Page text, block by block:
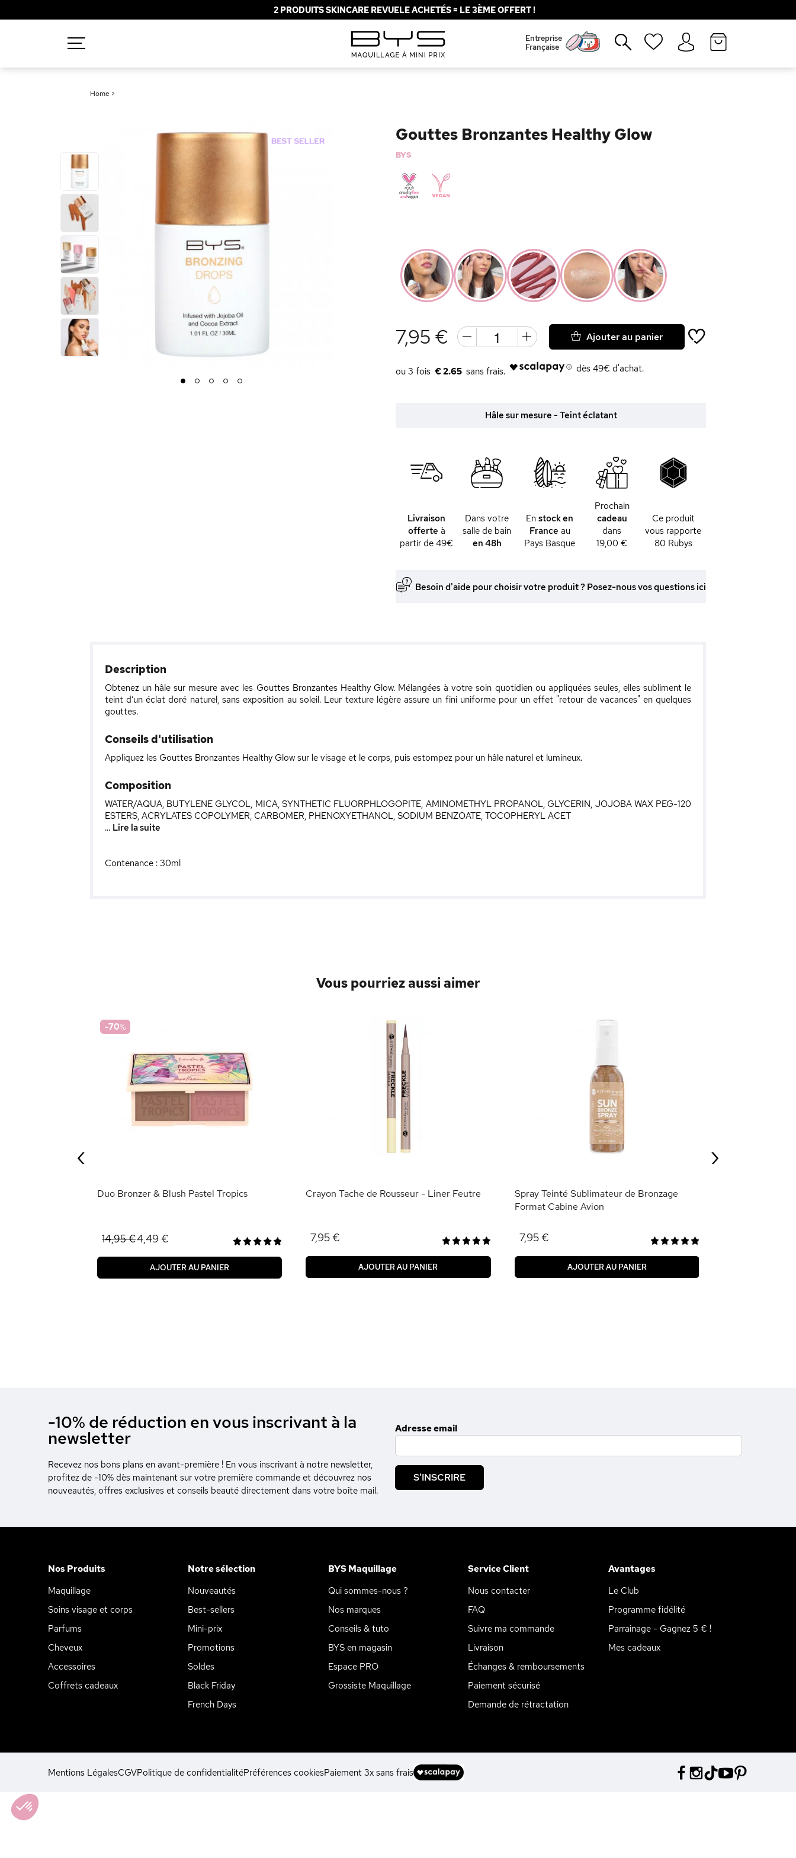
2 PRODUITS SKINCARE REVUELE ACHETÉS = LE 3ÈME OFFERT !
Entreprise
Française
Home >
1 2 3 4 5
Gouttes Bronzantes Healthy Glow
BYS
7,95 €
€ 2.65 dès 49€ d'achat.
Ajouter au panier
Hâle sur mesure - Teint éclatant
Livraison
offerte à
partir de 49€
Dans votre
salle de bain
en 48h
Enstock en
France au
Pays Basque
Prochain
cadeau
dans
19,00 €
Ce produit
vous rapporte
80 Rubys
Besoin d'aide pour choisir votre produit ? Posez-nous vos questions ici
Description
Obtenez un hâle sur mesure avec les Gouttes Bronzantes Healthy Glow. Mélangées à votre soin quotidien ou appliquées seules, elles subliment le
teint d’un éclat doré naturel, sans exposition au soleil. Leur texture légère assure un fini uniforme pour un effet "retour de vacances" en quelques
gouttes.
Conseils d'utilisation
Appliquez les Gouttes Bronzantes Healthy Glow sur le visage et le corps, puis estompez pour un hâle naturel et lumineux.
Composition
WATER/AQUA, BUTYLENE GLYCOL, MICA, SYNTHETIC FLUORPHLOGOPITE, AMINOMETHYL PROPANOL, GLYCERIN, JOJOBA WAX PEG-120
ESTERS, ACRYLATES COPOLYMER, CARBOMER, PHENOXYETHANOL, SODIUM BENZOATE, TOCOPHERYL ACET
... Lire la suite
Contenance : 30ml
Vous pourriez aussi aimer
-70%
Duo Bronzer & Blush Pastel Tropics
14,95 €4,49 €
AJOUTER AU PANIER
Crayon Tache de Rousseur - Liner Feutre
7,95 €
AJOUTER AU PANIER
Spray Teinté Sublimateur de Bronzage
Format Cabine Avion
7,95 €
AJOUTER AU PANIER
‹ ›
Solaire
Brumes
Blush
Rouge à Lèvres
-10% de réduction en vous inscrivant à la
newsletter
Recevez nos bons plans en avant-première ! En vous inscrivant à notre newsletter,
profitez de -10% dès maintenant sur votre première commande et découvrez nos
nouveautés, offres exclusives et conseils beauté directement dans votre boîte mail.
Adresse email
S'INSCRIRE
Nos Produits
Maquillage
Soins visage et corps
Parfums
Cheveux
Accessoires
Coffrets cadeaux
Notre sélection
Nouveautés
Best-sellers
Mini-prix
Promotions
Soldes
Black Friday
French Days
BYS Maquillage
Qui sommes-nous ?
Nos marques
Conseils & tuto
BYS en magasin
Espace PRO
Grossiste Maquillage
Service Client
Nous contacter
FAQ
Suivre ma commande
Livraison
Échanges & remboursements
Paiement sécurisé
Demande de rétractation
Avantages
Le Club
Programme fidélité
Parrainage - Gagnez 5 € !
Mes cadeaux
Mentions LégalesCGVPolitique de confidentialitéPréférences cookiesPaiement 3x sans frais
Notre plateforme vous permet d'adapter et de gérer vos paramètres de confidentialité, en garantissant la conformité avec les réglementations. Personnalisez vos préférences pour contrôler la manière